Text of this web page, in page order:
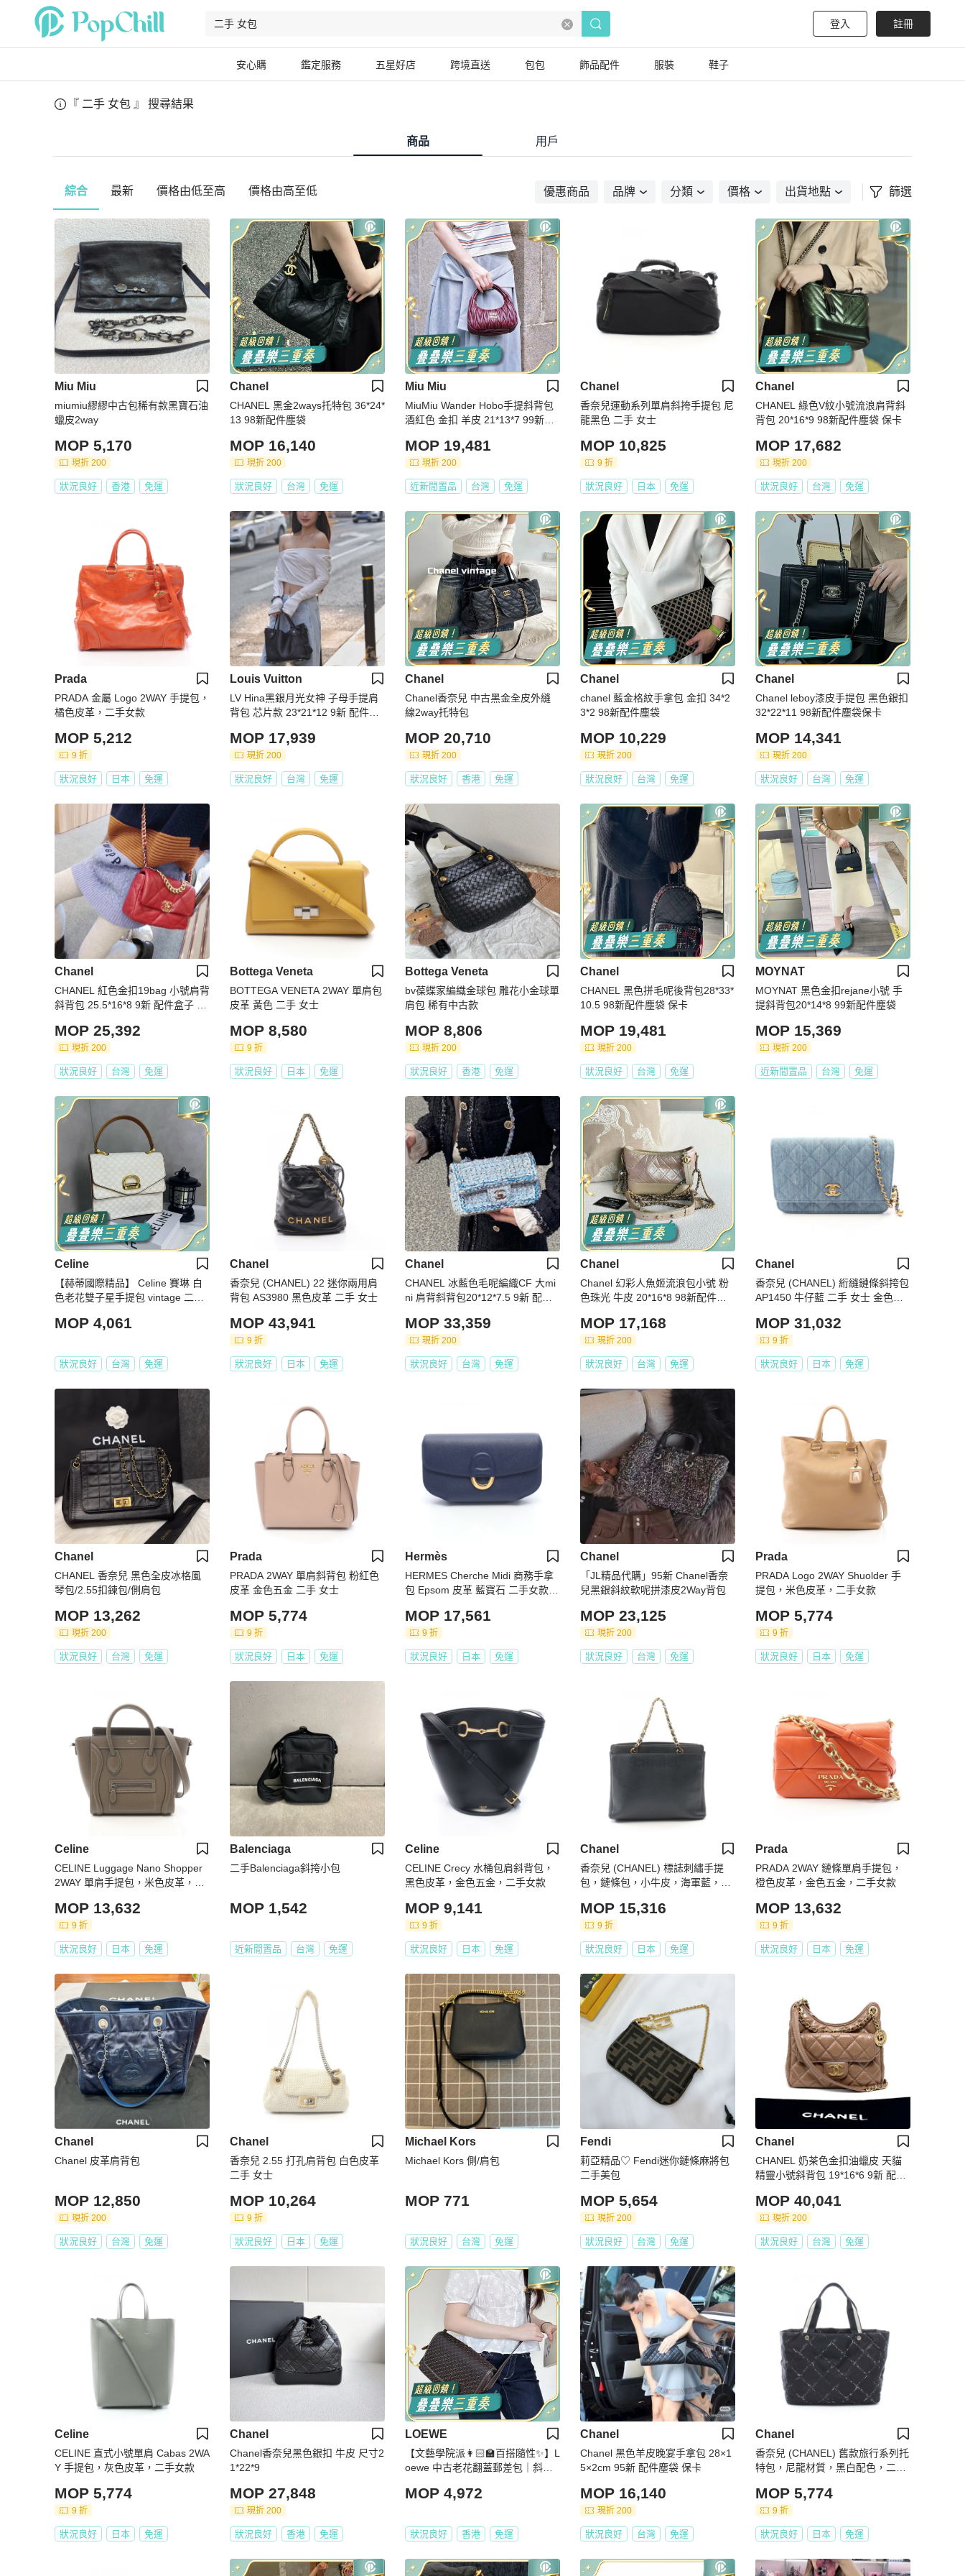
登入 註冊
安心購 鑑定服務 五星好店 跨境直送 包包 飾品配件 服裝 鞋子
『 二手 女包 』 搜尋結果
商品 用戶
綜合 最新 價格由低至高 價格由高至低 優惠商品 品牌 分類 價格 出貨地點 篩選
Miu Miu
miumiu繆繆中古包稀有款黑寶石油
蠟皮2way
MOP 5,170
現折 200
狀況良好 香港 免運
Chanel
CHANEL 黑金2ways托特包 36*24*
13 98新配件塵袋
MOP 16,140
現折 200
狀況良好 台灣 免運
Miu Miu
MiuMiu Wander Hobo手提斜背包
酒紅色 金扣 羊皮 21*13*7 99新配
MOP 19,481
現折 200
近新閒置品 台灣 免運
Chanel
香奈兒運動系列單肩斜挎手提包 尼
龍黑色 二手 女士
MOP 10,825
9 折
狀況良好 日本 免運
Chanel
CHANEL 綠色V紋小號流浪肩背斜
背包 20*16*9 98新配件塵袋 保卡
MOP 17,682
現折 200
狀況良好 台灣 免運
Prada
PRADA 金屬 Logo 2WAY 手提包，
橘色皮革，二手女款
MOP 5,212
9 折
狀況良好 日本 免運
Louis Vuitton
LV Hina黑銀月光女神 子母手提肩
背包 芯片款 23*21*12 9新 配件塵
MOP 17,939
現折 200
狀況良好 台灣 免運
Chanel
Chanel香奈兒 中古黑金全皮外縫
線2way托特包
MOP 20,710
現折 200
狀況良好 香港 免運
Chanel
chanel 藍金格紋手拿包 金扣 34*2
3*2 98新配件塵袋
MOP 10,229
現折 200
狀況良好 台灣 免運
Chanel
Chanel leboy漆皮手提包 黑色銀扣
32*22*11 98新配件塵袋保卡
MOP 14,341
現折 200
狀況良好 台灣 免運
Chanel
CHANEL 紅色金扣19bag 小號肩背
斜背包 25.5*16*8 9新 配件盒子 塵
MOP 25,392
現折 200
狀況良好 台灣 免運
Bottega Veneta
BOTTEGA VENETA 2WAY 單肩包
皮革 黃色 二手 女士
MOP 8,580
9 折
狀況良好 日本 免運
Bottega Veneta
bv葆蝶家編織金球包 雕花小金球單
肩包 稀有中古款
MOP 8,806
現折 200
狀況良好 香港 免運
Chanel
CHANEL 黑色拼毛呢後背包28*33*
10.5 98新配件塵袋 保卡
MOP 19,481
現折 200
狀況良好 台灣 免運
MOYNAT
MOYNAT 黑色金扣rejane小號 手
提斜背包20*14*8 99新配件塵袋
MOP 15,369
現折 200
近新閒置品 台灣 免運
Celine
【赫蒂國際精品】 Celine 賽琳 白
色老花雙子星手提包 vintage 二手
MOP 4,061
狀況良好 台灣 免運
Chanel
香奈兒 (CHANEL) 22 迷你兩用肩
背包 AS3980 黑色皮革 二手 女士
MOP 43,941
9 折
狀況良好 日本 免運
Chanel
CHANEL 冰藍色毛呢編織CF 大mi
ni 肩背斜背包20*12*7.5 9新 配件
MOP 33,359
現折 200
狀況良好 台灣 免運
Chanel
Chanel 幻彩人魚姬流浪包小號 粉
色珠光 牛皮 20*16*8 98新配件塵
MOP 17,168
現折 200
狀況良好 台灣 免運
Chanel
香奈兒 (CHANEL) 絎縫鏈條斜挎包
AP1450 牛仔藍 二手 女士 金色五
MOP 31,032
9 折
狀況良好 日本 免運
Chanel
CHANEL 香奈兒 黑色全皮冰格風
琴包/2.55扣鍊包/側肩包
MOP 13,262
現折 200
狀況良好 台灣 免運
Prada
PRADA 2WAY 單肩斜背包 粉紅色
皮革 金色五金 二手 女士
MOP 5,774
9 折
狀況良好 日本 免運
Hermès
HERMES Cherche Midi 商務手拿
包 Epsom 皮革 藍寶石 二手女款 G
MOP 17,561
9 折
狀況良好 日本 免運
Chanel
「JL精品代購」95新 Chanel香奈
兒黑銀斜紋軟呢拼漆皮2Way背包
MOP 23,125
現折 200
狀況良好 台灣 免運
Prada
PRADA Logo 2WAY Shuolder 手
提包，米色皮革，二手女款
MOP 5,774
9 折
狀況良好 日本 免運
Celine
CELINE Luggage Nano Shopper
2WAY 單肩手提包，米色皮革，二
MOP 13,632
9 折
狀況良好 日本 免運
Balenciaga
二手Balenciaga斜挎小包
MOP 1,542
近新閒置品 台灣 免運
Celine
CELINE Crecy 水桶包肩斜背包，
黑色皮革，金色五金，二手女款
MOP 9,141
9 折
狀況良好 日本 免運
Chanel
香奈兒 (CHANEL) 標誌刺繡手提
包，鏈條包，小牛皮，海軍藍，二
MOP 15,316
9 折
狀況良好 日本 免運
Prada
PRADA 2WAY 鏈條單肩手提包，
橙色皮革，金色五金，二手女款
MOP 13,632
9 折
狀況良好 日本 免運
Chanel
Chanel 皮革肩背包
MOP 12,850
現折 200
狀況良好 台灣 免運
Chanel
香奈兒 2.55 打孔肩背包 白色皮革
二手 女士
MOP 10,264
9 折
狀況良好 日本 免運
Michael Kors
Michael Kors 側/肩包
MOP 771
狀況良好 台灣 免運
Fendi
莉亞精品♡ Fendi迷你鏈條麻將包
二手美包
MOP 5,654
現折 200
狀況良好 台灣 免運
Chanel
CHANEL 奶茶色金扣油蠟皮 天貓
精靈小號斜背包 19*16*6 9新 配件
MOP 40,041
現折 200
狀況良好 台灣 免運
Celine
CELINE 直式小號單肩 Cabas 2WA
Y 手提包，灰色皮革，二手女款
MOP 5,774
9 折
狀況良好 日本 免運
Chanel
Chanel香奈兒黑色銀扣 牛皮 尺寸2
1*22*9
MOP 27,848
現折 200
狀況良好 香港 免運
LOEWE
【文藝學院派👩🏻‍🏫百搭隨性✨】L
oewe 中古老花翻蓋郵差包｜斜背
MOP 4,972
狀況良好 香港 免運
Chanel
Chanel 黑色羊皮晚宴手拿包 28×1
5×2cm 95新 配件塵袋 保卡
MOP 16,140
現折 200
狀況良好 台灣 免運
Chanel
香奈兒 (CHANEL) 舊款旅行系列托
特包，尼龍材質，黑白配色，二手
MOP 5,774
9 折
狀況良好 日本 免運